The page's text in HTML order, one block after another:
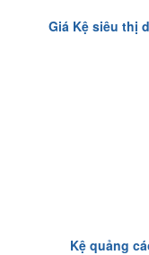
Giá Kệ siêu thị
Kệ quảng